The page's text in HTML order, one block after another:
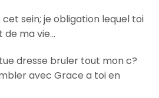
sein; je obligation lequel toi
ma vie…
dresse bruler tout mon c?
avec Grace a toi en